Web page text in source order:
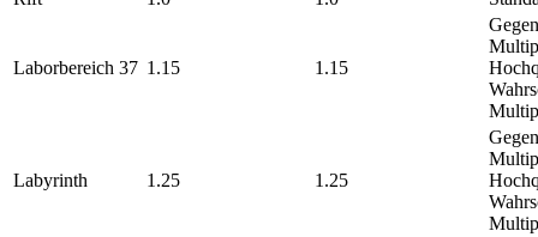
Laborbereich 37 1.15 1.15
Labyrinth 1.25 1.25